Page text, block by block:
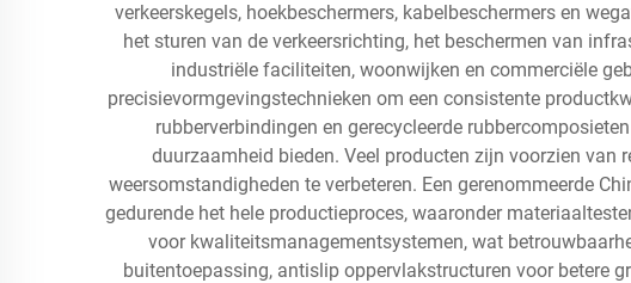
verkeerskegels, hoekbeschermers, kabelbeschermers en
het sturen van de verkeersrichting, het beschermen van
industriële faciliteiten, woonwijken en commerciële
precisievormgevingstechnieken om een consistente
rubberverbindingen en gerecycleerde
duurzaamheid bieden. Veel producten zijn voorzien van
weersomstandigheden te verbeteren. Een gerenommeerde
gedurende het hele productieproces, waaronder
voor kwaliteitsmanagementsystemen, wat
buitentoepassing, antislip oppervlakstructuren voor betere